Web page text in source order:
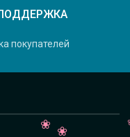
покупателей